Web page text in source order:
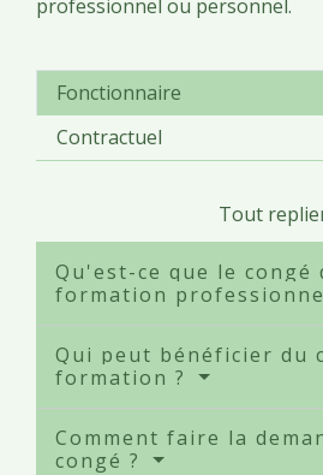
professionnel ou personnel.
Fonctionnaire
Contractuel
Tout
Qu'est-ce que le congé
formation
Qui peut bénéficier du
formation ?
Comment faire la
congé ?